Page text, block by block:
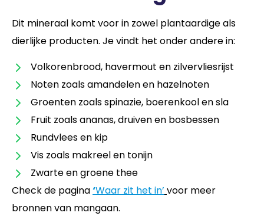
Dit mineraal komt voor in zowel plantaardige als
dierlijke producten. Je vindt het onder andere in:
Volkorenbrood, havermout en zilvervliesrijst
Noten zoals amandelen en hazelnoten
Groenten zoals spinazie, boerenkool en sla
Fruit zoals ananas, druiven en bosbessen
Rundvlees en kip
Vis zoals makreel en tonijn
Zwarte en groene thee
Check de pagina‘Waar zit het in’ voor meer
bronnen van mangaan.